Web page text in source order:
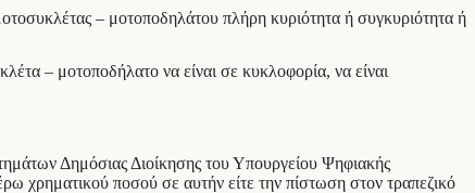
– μοτοποδηλάτου πλήρη κυριότητα ή συγκυριότητα ή
– μοτοποδήλατο να είναι σε κυκλοφορία, να είναι
Δημόσιας Διοίκησης του Υπουργείου Ψηφιακής
χρηματικού ποσού σε αυτήν είτε την πίστωση στον τραπεζικό